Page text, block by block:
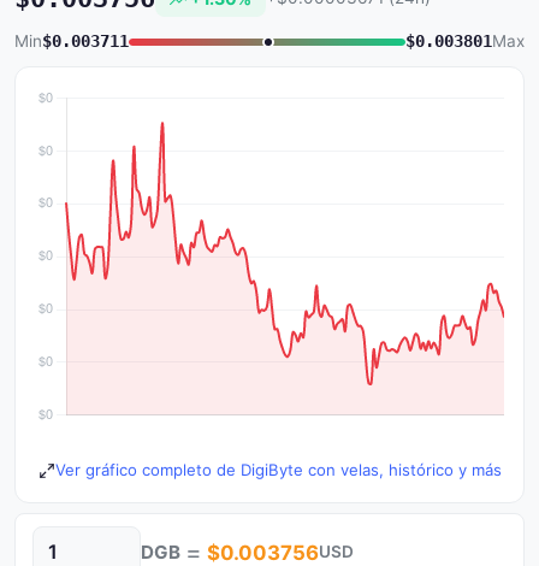
Min$0.003711 $0.003801Max
Ver gráfico completo de DigiByte con velas, histórico y más
DGB = $0.003756USD